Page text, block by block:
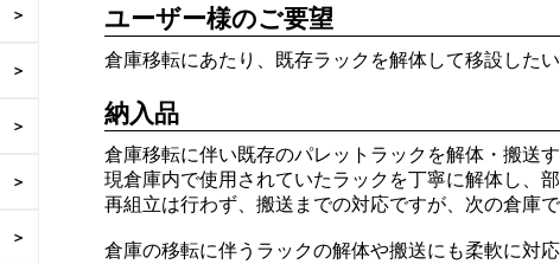
ユーザー様のご要望
倉庫移転にあたり、既存ラックを解体して移設したい
納入品
倉庫移転に伴い既存のパレットラックを解体・搬送
現倉庫内で使用されていたラックを丁寧に解体し、
再組立は行わず、搬送までの対応ですが、次の倉庫
倉庫の移転に伴うラックの解体や搬送にも柔軟に対応